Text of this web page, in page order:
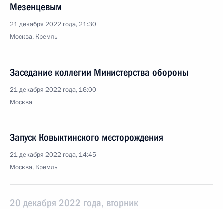
Мезенцевым
21 декабря 2022 года, 21:30
Москва, Кремль
Заседание коллегии Министерства обороны
21 декабря 2022 года, 16:00
Москва
Запуск Ковыктинского месторождения
21 декабря 2022 года, 14:45
Москва, Кремль
20 декабря 2022 года, вторник